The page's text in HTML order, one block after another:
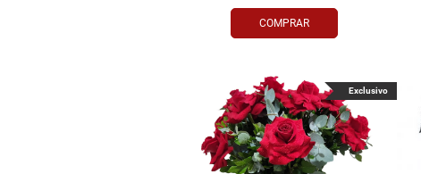
COMPRAR
Exclusivo